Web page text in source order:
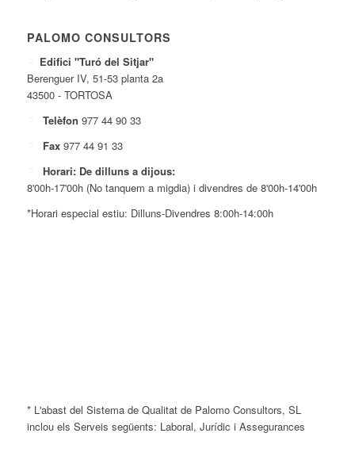
PALOMO CONSULTORS
Edifici "Turó del Sitjar"
Berenguer IV, 51-53 planta 2a
43500 - TORTOSA
Telèfon 977 44 90 33
Fax 977 44 91 33
Horari: De dilluns a dijous:
8'00h-17'00h (No tanquem a migdia) i divendres de 8'00h-14'00h
*Horari especial estiu: Dilluns-Divendres 8:00h-14:00h
* L'abast del Sistema de Qualitat de Palomo Consultors, SL
inclou els Serveis següents: Laboral, Jurídic i Assegurances